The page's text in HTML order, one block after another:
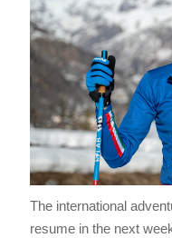
The international
resume in the next